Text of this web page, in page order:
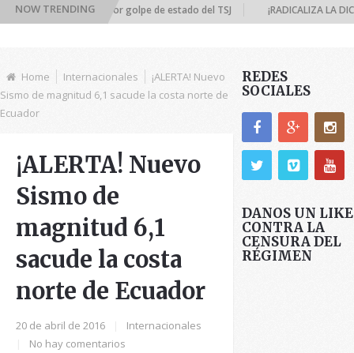
NOW TRENDING
de emergencia por golpe de estado del TSJ ¡RADICALIZA LA
Home Internacionales
¡ALERTA! Nuevo
Sismo de magnitud 6,1 sacude la costa norte de
Ecuador
¡ALERTA! Nuevo
Sismo de
magnitud 6,1
sacude la costa
norte de Ecuador
20 de abril de 2016
Internacionales
No hay comentarios
REDES
SOCIALES
DANOS UN LIKE
CONTRA LA
CENSURA DEL
RÉGIMEN